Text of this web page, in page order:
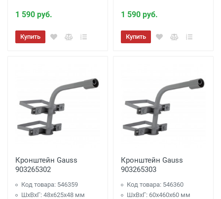
1 590 руб.
Купить
1 590 руб.
Купить
Кронштейн Gauss
903265302
Код товара: 546359
ШхВхГ: 48x625x48 мм
Кронштейн Gauss
903265303
Код товара: 546360
ШхВхГ: 60x460x60 мм